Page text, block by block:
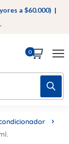
a $60.000) |
0